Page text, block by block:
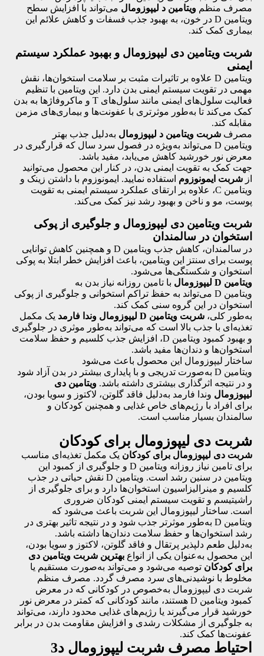
مصرف منظم ویتامین د لیپوزومال می‌تواند با افزایش سطح
ویتامین D در خون، به بهبود جذب فسفات و کاهش علائم این
بیماری کمک کند.
شربت ویتامین دی لیپوزومال و بهبود عملکرد سیستم
ایمنی
ویتامین D علاوه بر تاثیرات مثبت بر سلامت استخوان‌ها، نقش
مهمی در تقویت سیستم ایمنی بدن دارد. این ویتامین با تنظیم
فعالیت سلول‌های ایمنی مانند سلول‌های T و ماکروفاژها به بدن
کمک می‌کند تا به‌طور موثرتری با عفونت‌ها و بیماری‌های مزمن
مقابله کند.
مصرف شربت ویتامین د لیپوزومال به‌دلیل جذب بهتر
ویتامین D می‌تواند به‌ویژه در فصول سرد سال که قرارگیری در
معرض نور خورشید کاهش می‌یابد، مفید باشد.
جهت کمک به تقویت ایمنی بدن، در کنار این محصول می‌توانید
از شربت ایمونوزوم استفاده نمایید. ایمونوزوم با داشتن زینک و
ویتامین C، علاوه بر ارتقای عملکرد سیستم ایمنی به تقویت
پوست، مو و ناخن و بهبود رشد نیز کمک می‌کند.
شربت ویتامین دی لیپوزومال و جلوگیری از پوکی
استخوان در سالمندان
در سالمندان، کاهش جذب ویتامین D و همچنین کاهش توانایی
پوست برای سنتز این ویتامین، باعث افزایش خطر ابتلا به پوکی
استخوان و شکستگی‌ها می‌شود.
ویتامین D لیپوزومال
با تامین روزانه نیاز بدن به
ویتامین D می‌تواند به حفظ تراکم استخوانی و جلوگیری از پوکی
استخوان در این گروه سنی کمک کند.
به‌طور کلی، شربت ویتامین D لیپوزومال وندا فارمد
یک مکمل
تغذیه‌ای با جذب بالا است که می‌تواند به‌طور موثری در جلوگیری
و بهبود کمبود ویتامین D، افزایش جذب کلسیم و حفظ سلامت
استخوان‌ها و دندان‌ها مفید باشد.
ساختار لیپوزومال این محصول باعث می‌شود
ویتامین D به‌صورت تدریجی و با پایداری بیشتر در بدن آزاد شود
و در نتیجه اثرگذاری بیشتری داشته باشد. ویتامین دی
لیپوزومال وندا فارمد به‌دلیل فاقد گلوتن، لاکتوز و سویا بودن،
برای افراد با رژیم‌های خاص غذایی و همچنین کودکان و
سالمندان بسیار مناسب است.
شربت دی لیپوزومال برای کودکان
شربت دی لیپوزومال برای کودکان یک مکمل تغذیه‌ای مناسب
برای تامین نیاز روزانه ویتامین D و جلوگیری از کمبود این
ویتامین در سنین رشد است. ویتامین D نقش حیاتی در جذب
کلسیم و مینرالیزاسیون استخوان‌ها دارد و برای جلوگیری از
راشیتیسم و تقویت سیستم ایمنی کودکان ضروری
است. ساختار لیپوزومال این شربت باعث می‌شود که
ویتامین D به‌طور موثرتر جذب شود و در نتیجه تاثیر بهتری در
رشد استخوان‌ها و حفظ سلامت دندان‌ها داشته باشد.
به‌دلیل طعم دلپذیر پرتقال و فاقد گلوتن، لاکتوز و سویا بودن،
این محصول به‌عنوان یکی از انواع بهترین شربت ویتامین دی
برای کودکان توصیه می‌شود و می‌تواند به‌صورت مستقیم یا
مخلوط با نوشیدنی‌های سرد مصرف گردد. مصرف منظم
شربت دی لیپوزومال به‌خصوص در کودکانی که در معرض
کمبود ویتامین D هستند، مانند کودکانی که کمتر در معرض نور
خورشید قرار می‌گیرند یا رژیم‌های غذایی محدود دارند، می‌تواند
به جلوگیری از مشکلات رشدی و افزایش مقاومت بدن در برابر
عفونت‌ها کمک کند.
احتیاط مصرف شربت لیپوزومال د3